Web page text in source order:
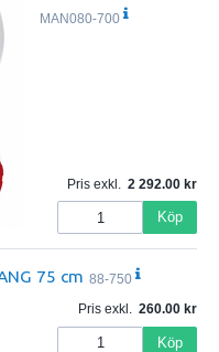
MAN080-700
Pris exkl. 2 292.00
Köp
75 cm 88-750
Pris exkl. 260.00
Köp